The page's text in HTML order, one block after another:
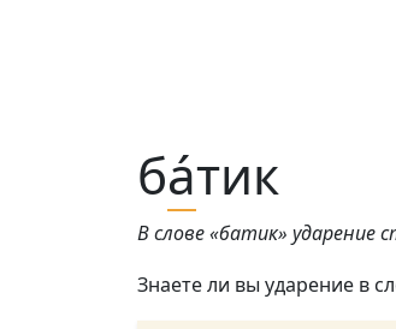
ба́тик
В слове «батик» ударение
Знаете ли вы ударение в